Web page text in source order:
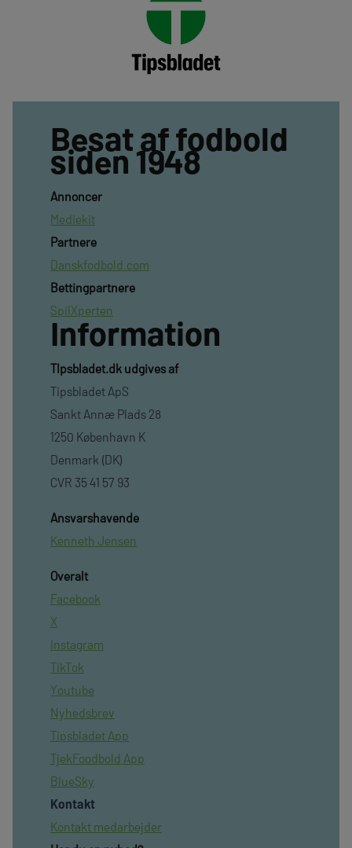
Besat af fodbold
siden 1948
Annoncer
Mediekit
Partnere
Danskfodbold.com
Bettingpartnere
SpilXperten
Information
TIpsbladet.dk udgives af
Tipsbladet ApS
Sankt Annæ Plads 28
1250 København K
Denmark (DK)
CVR 35 41 57 93
Ansvarshavende
Kenneth Jensen
Overalt
Facebook
X
Instagram
TikTok
Youtube
Nyhedsbrev
Tipsbladet App
TjekFoodbold App
BlueSky
Kontakt
Kontakt medarbejder